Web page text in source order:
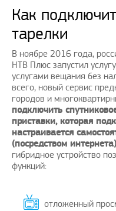
Как
тарелки
В ноябре 2016 года,
НТВ Плюс запустил
услугами вещания без
всего, новый сервис
городов и
подключить
приставки, которая
настраивается
(посредством интернета)
гибридное устройство
функций:
отложенный